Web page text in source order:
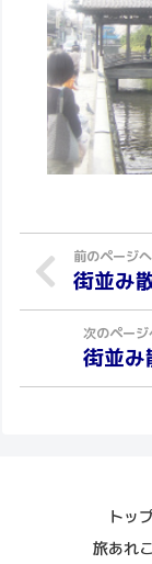
街並み
街並み
トッ
旅あれ